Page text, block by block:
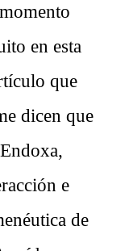
en esta
que
dicen que
e
de